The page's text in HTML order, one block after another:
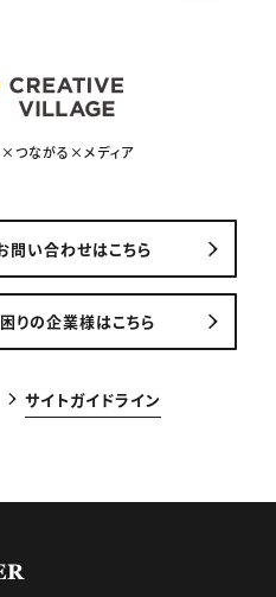
×つながる×メディア
問い合わせはこちら
りの企業様はこちら
サイトガイドライン